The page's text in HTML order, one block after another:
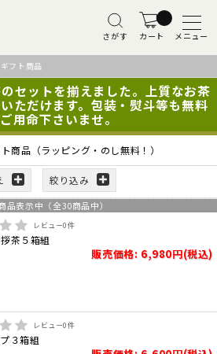
さがす カート メニュー
フト商品
セットを揃えました。上質なお茶
ただけます。包装・熨斗等も無料
用命下さいませ。
商品（ラッピング・のし無料！）
絞り込み
品表示中（全30商品中）
レビュー0件
茶５箱組
販売価格: 6,980円(税込)
レビュー0件
３箱組